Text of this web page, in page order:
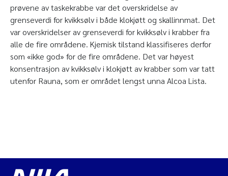
prøvene av taskekrabbe var det overskridelse av
grenseverdi for kvikksølv i både klokjøtt og skallinnmat. Det
var overskridelser av grenseverdi for kvikksølv i krabber fra
alle de fire områdene. Kjemisk tilstand klassifiseres derfor
som «ikke god» for de fire områdene. Det var høyest
konsentrasjon av kvikksølv i klokjøtt av krabber som var tatt
utenfor Rauna, som er området lengst unna Alcoa Lista.